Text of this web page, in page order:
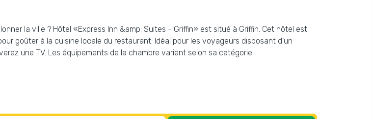
la ville ? Hôtel «Express Inn &amp; Suites - Griffin» est situé à Griffin. Cet hôtel est
goûter à la cuisine locale du restaurant. Idéal pour les voyageurs disposant d’un
une TV. Les équipements de la chambre varient selon sa catégorie.